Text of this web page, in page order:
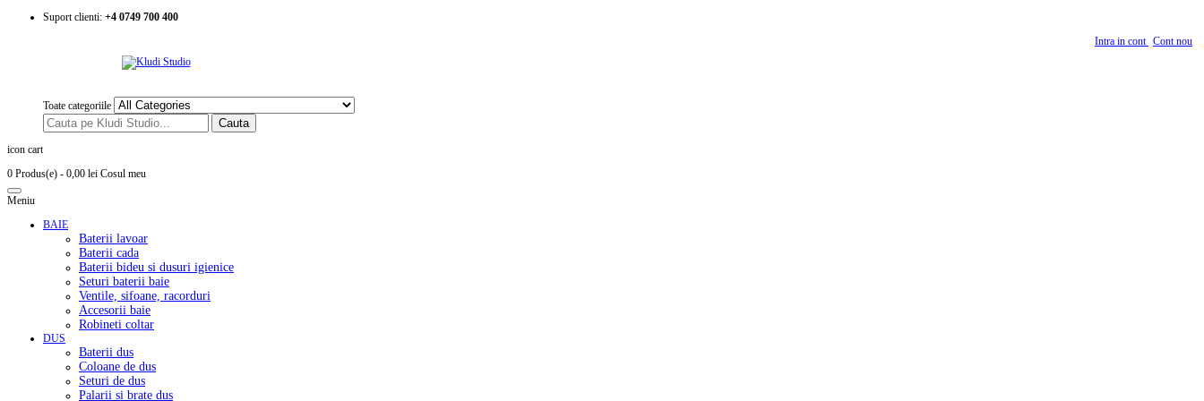
Suport clienti: +4 0749 700 400
Intra in cont Cont nou
Toate categoriile
Cauta
icon cart
0 Produs(e) - 0,00 lei Cosul meu
Meniu
BAIE
Baterii lavoar
Baterii cada
Baterii bideu si dusuri igienice
Seturi baterii baie
Ventile, sifoane, racorduri
Accesorii baie
Robineti coltar
DUS
Baterii dus
Coloane de dus
Seturi de dus
Palarii si brate dus